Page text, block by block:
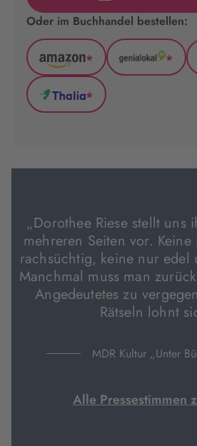
Oder im Buchhandel bestellen:
Amazon
(wird
in
neuem
* *
Thalia
Tab
*
„Dorothee Riese stellt uns
mehreren Seiten vor.
rachsüchtig, keine nur
Manchmal muss man
Angedeutetes zu
Rätseln lohnt
MDR Kultur „Unter
Alle Pressestimmen